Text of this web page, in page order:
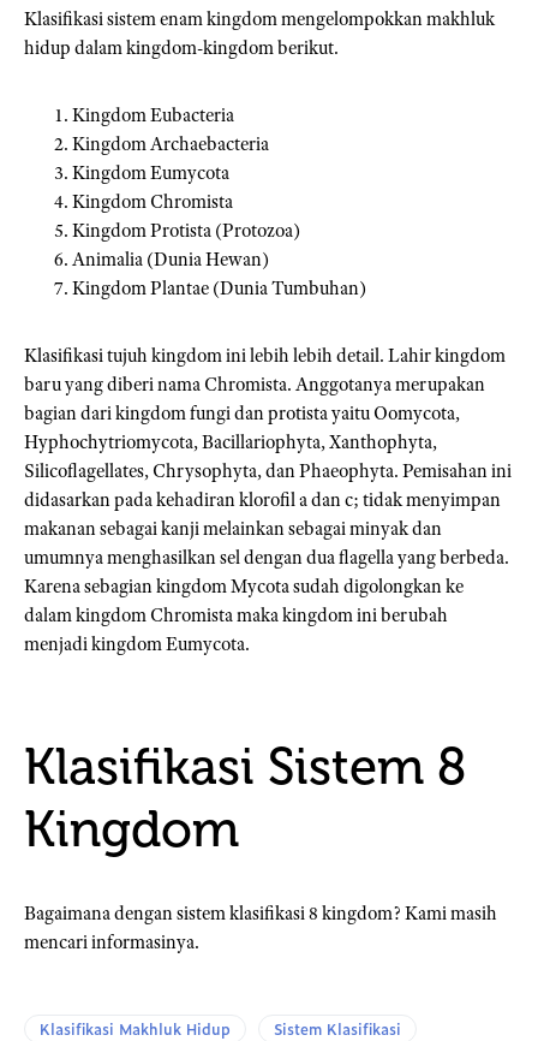
Klasifikasi sistem enam kingdom mengelompokkan makhluk
hidup dalam kingdom-kingdom berikut.
Kingdom Eubacteria
Kingdom Archaebacteria
Kingdom Eumycota
Kingdom Chromista
Kingdom Protista (Protozoa)
Animalia (Dunia Hewan)
Kingdom Plantae (Dunia Tumbuhan)
Klasifikasi tujuh kingdom ini lebih lebih detail. Lahir kingdom
baru yang diberi nama Chromista. Anggotanya merupakan
bagian dari kingdom fungi dan protista yaitu Oomycota,
Hyphochytriomycota, Bacillariophyta, Xanthophyta,
Silicoflagellates, Chrysophyta, dan Phaeophyta. Pemisahan ini
didasarkan pada kehadiran klorofil a dan c; tidak menyimpan
makanan sebagai kanji melainkan sebagai minyak dan
umumnya menghasilkan sel dengan dua flagella yang berbeda.
Karena sebagian kingdom Mycota sudah digolongkan ke
dalam kingdom Chromista maka kingdom ini berubah
menjadi kingdom Eumycota.
Klasifikasi Sistem 8
Kingdom
Bagaimana dengan sistem klasifikasi 8 kingdom? Kami masih
mencari informasinya.
Klasifikasi Makhluk Hidup Sistem Klasifikasi